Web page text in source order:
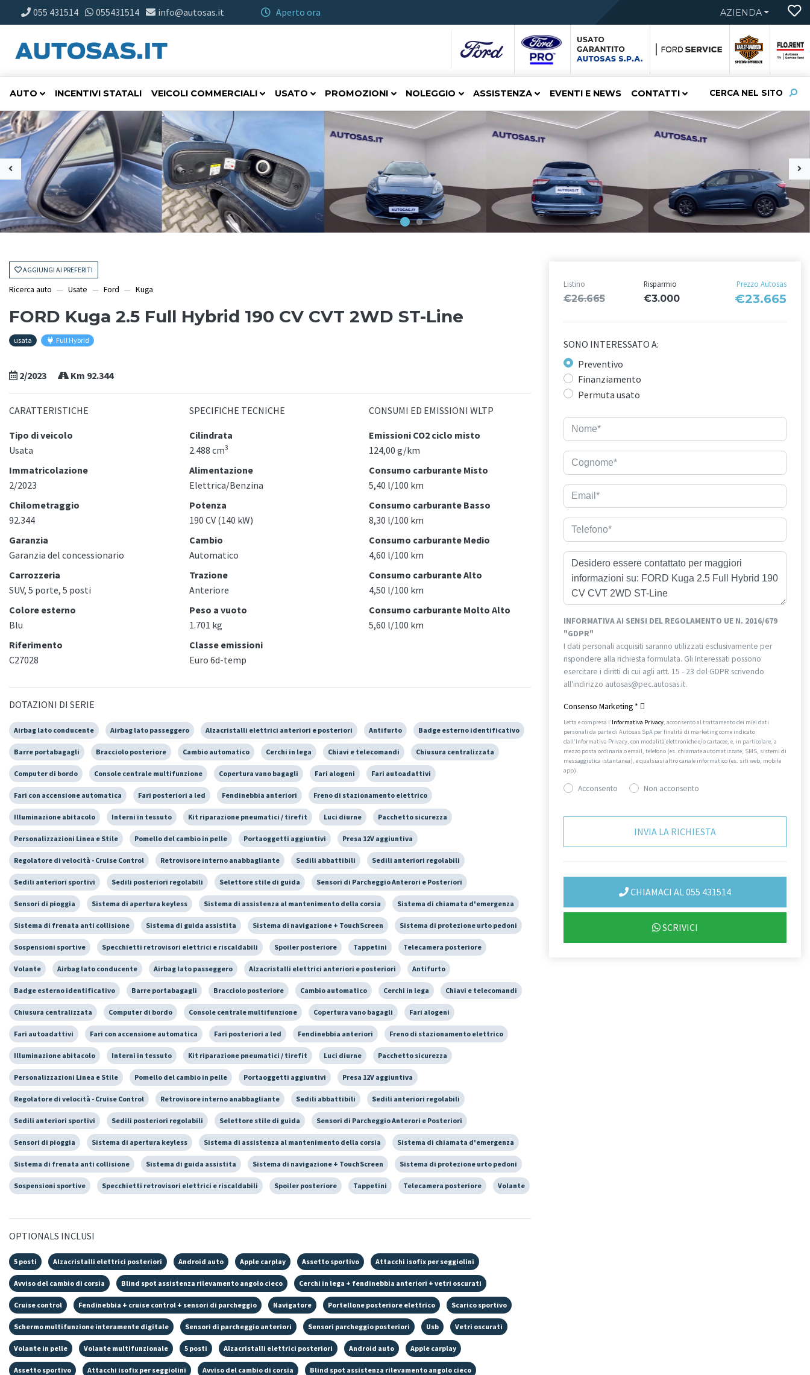
055 431514 055431514 info@autosas.it Aperto ora AZIENDA
CERCA NEL SITO
AUTO INCENTIVI STATALI VEICOLI COMMERCIALI USATO PROMOZIONI NOLEGGIO ASSISTENZA EVENTI E NEWS CONTATTI
AGGIUNGI AI PREFERITI
Ricerca auto Usate Ford Kuga
FORD Kuga 2.5 Full Hybrid 190 CV CVT 2WD ST-Line
usata Full Hybrid
2/2023 Km 92.344
CARATTERISTICHE
Tipo di veicolo
Usata
Immatricolazione
2/2023
Chilometraggio
92.344
Garanzia
Garanzia del concessionario
Carrozzeria
SUV, 5 porte, 5 posti
Colore esterno
Blu
Riferimento
C27028
SPECIFICHE TECNICHE
Cilindrata
2.488 cm3
Alimentazione
Elettrica/Benzina
Potenza
190 CV (140 kW)
Cambio
Automatico
Trazione
Anteriore
Peso a vuoto
1.701 kg
Classe emissioni
Euro 6d-temp
CONSUMI ED EMISSIONI WLTP
Emissioni CO2 ciclo misto
124,00 g/km
Consumo carburante Misto
5,40 l/100 km
Consumo carburante Basso
8,30 l/100 km
Consumo carburante Medio
4,60 l/100 km
Consumo carburante Alto
4,50 l/100 km
Consumo carburante Molto Alto
5,60 l/100 km
DOTAZIONI DI SERIE
Airbag lato conducente Airbag lato passeggero Alzacristalli elettrici anteriori e posteriori Antifurto Badge esterno identificativo
Barre portabagagli Bracciolo posteriore Cambio automatico Cerchi in lega Chiavi e telecomandi Chiusura centralizzata
Computer di bordo Console centrale multifunzione Copertura vano bagagli Fari alogeni Fari autoadattivi
Fari con accensione automatica Fari posteriori a led Fendinebbia anteriori Freno di stazionamento elettrico
Illuminazione abitacolo Interni in tessuto Kit riparazione pneumatici / tirefit Luci diurne Pacchetto sicurezza
Personalizzazioni Linea e Stile Pomello del cambio in pelle Portaoggetti aggiuntivi Presa 12V aggiuntiva
Regolatore di velocità - Cruise Control Retrovisore interno anabbagliante Sedili abbattibili Sedili anteriori regolabili
Sedili anteriori sportivi Sedili posteriori regolabili Selettore stile di guida Sensori di Parcheggio Anterori e Posteriori
Sensori di pioggia Sistema di apertura keyless Sistema di assistenza al mantenimento della corsia Sistema di chiamata d'emergenza
Sistema di frenata anti collisione Sistema di guida assistita Sistema di navigazione + TouchScreen Sistema di protezione urto pedoni
Sospensioni sportive Specchietti retrovisori elettrici e riscaldabili Spoiler posteriore Tappetini Telecamera posteriore
Volante Airbag lato conducente Airbag lato passeggero Alzacristalli elettrici anteriori e posteriori Antifurto
Badge esterno identificativo Barre portabagagli Bracciolo posteriore Cambio automatico Cerchi in lega Chiavi e telecomandi
Chiusura centralizzata Computer di bordo Console centrale multifunzione Copertura vano bagagli Fari alogeni
Fari autoadattivi Fari con accensione automatica Fari posteriori a led Fendinebbia anteriori Freno di stazionamento elettrico
Illuminazione abitacolo Interni in tessuto Kit riparazione pneumatici / tirefit Luci diurne Pacchetto sicurezza
Personalizzazioni Linea e Stile Pomello del cambio in pelle Portaoggetti aggiuntivi Presa 12V aggiuntiva
Regolatore di velocità - Cruise Control Retrovisore interno anabbagliante Sedili abbattibili Sedili anteriori regolabili
Sedili anteriori sportivi Sedili posteriori regolabili Selettore stile di guida Sensori di Parcheggio Anterori e Posteriori
Sensori di pioggia Sistema di apertura keyless Sistema di assistenza al mantenimento della corsia Sistema di chiamata d'emergenza
Sistema di frenata anti collisione Sistema di guida assistita Sistema di navigazione + TouchScreen Sistema di protezione urto pedoni
Sospensioni sportive Specchietti retrovisori elettrici e riscaldabili Spoiler posteriore Tappetini Telecamera posteriore Volante
OPTIONALS INCLUSI
5 posti Alzacristalli elettrici posteriori Android auto Apple carplay Assetto sportivo Attacchi isofix per seggiolini
Avviso del cambio di corsia Blind spot assistenza rilevamento angolo cieco Cerchi in lega + fendinebbia anteriori + vetri oscurati
Cruise control Fendinebbia + cruise control + sensori di parcheggio Navigatore Portellone posteriore elettrico Scarico sportivo
Schermo multifunzione interamente digitale Sensori di parcheggio anteriori Sensori parcheggio posteriori Usb Vetri oscurati
Volante in pelle Volante multifunzionale 5 posti Alzacristalli elettrici posteriori Android auto Apple carplay
Assetto sportivo Attacchi isofix per seggiolini Avviso del cambio di corsia Blind spot assistenza rilevamento angolo cieco
Listino
€26.665
Risparmio
€3.000
Prezzo Autosas
€23.665
SONO INTERESSATO A:
Preventivo
Finanziamento
Permuta usato
INFORMATIVA AI SENSI DEL REGOLAMENTO UE N. 2016/679
"GDPR"
I dati personali acquisiti saranno utilizzati esclusivamente per
rispondere alla richiesta formulata. Gli Interessati possono
esercitare i diritti di cui agli artt. 15 - 23 del GDPR scrivendo
all'indirizzo autosas@pec.autosas.it.
Consenso Marketing *
Letta e compresa l’Informativa Privacy, acconsento al trattamento dei miei dati
personali da parte di Autosas SpA per finalità di marketing come indicato
dall’Informativa Privacy, con modalità elettroniche e/o cartacee, e, in particolare, a
mezzo posta ordinaria o email, telefono (es. chiamate automatizzate, SMS, sistemi di
messaggistica istantanea), e qualsiasi altro canale informatico (es. siti web, mobile
app).
Acconsento Non acconsento
CHIAMACI AL 055 431514
SCRIVICI